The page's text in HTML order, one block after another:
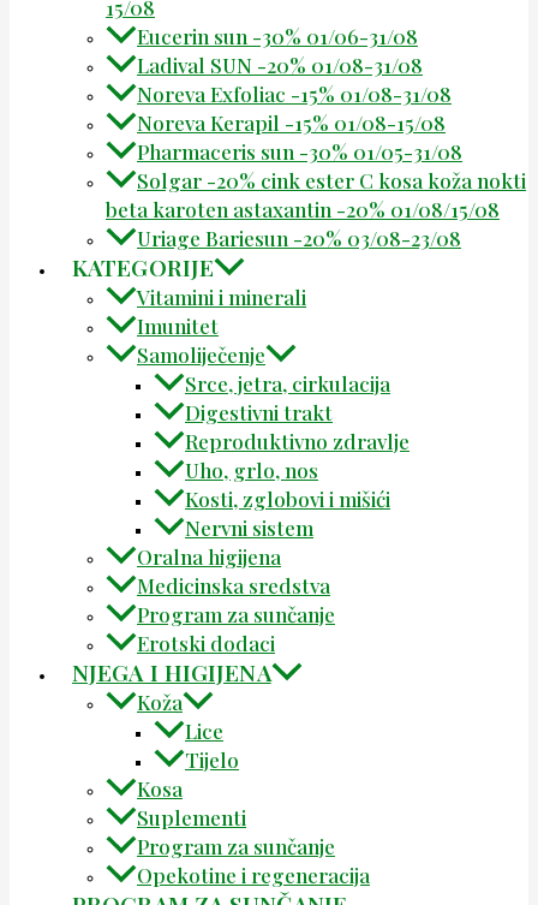
15/08
Eucerin sun -30% 01/06-31/08
Ladival SUN -20% 01/08-31/08
Noreva Exfoliac -15% 01/08-31/08
Noreva Kerapil -15% 01/08-15/08
Pharmaceris sun -30% 01/05-31/08
Solgar -20% cink ester C kosa koža nokti
beta karoten astaxantin -20% 01/08/15/08
Uriage Bariesun -20% 03/08-23/08
KATEGORIJE
Vitamini i minerali
Imunitet
Samoliječenje
Srce, jetra, cirkulacija
Digestivni trakt
Reproduktivno zdravlje
Uho, grlo, nos
Kosti, zglobovi i mišići
Nervni sistem
Oralna higijena
Medicinska sredstva
Program za sunčanje
Erotski dodaci
NJEGA I HIGIJENA
Koža
Lice
Tijelo
Kosa
Suplementi
Program za sunčanje
Opekotine i regeneracija